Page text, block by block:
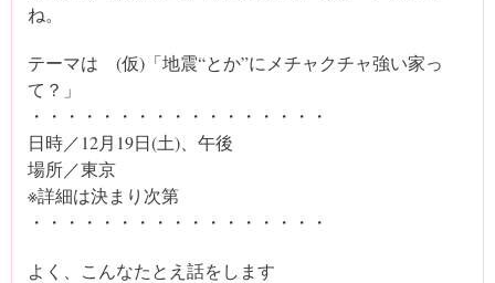
ね。
テーマは (仮)「地震“とか”にメチャクチャ強い家っ
て？」
・・・・・・・・・・・・・・・・・
日時／12月19日(土)、午後
場所／東京
※詳細は決まり次第
・・・・・・・・・・・・・・・・・
よく、こんなたとえ話をします